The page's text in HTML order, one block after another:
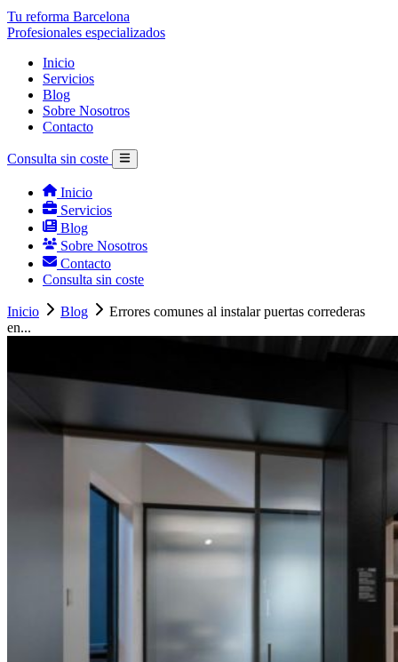
Tu reforma Barcelona
Profesionales especializados
Inicio
Servicios
Blog
Sobre Nosotros
Contacto
Consulta sin coste
Inicio
Servicios
Blog
Sobre Nosotros
Contacto
Consulta sin coste
Inicio Blog
Errores comunes al instalar puertas correderas
en...